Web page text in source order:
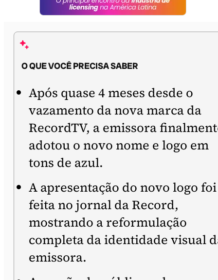
O QUE VOCÊ PRECISA SABER
Após quase 4 meses desde o
vazamento da nova marca da
RecordTV, a emissora
adotou o novo nome e logo em
tons de azul.
A apresentação do novo logo foi
feita no jornal da Record,
mostrando a reformulação
completa da identidade visual
emissora.